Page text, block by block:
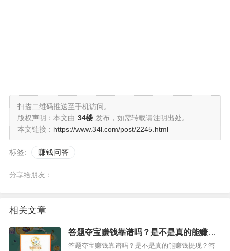
扫描二维码推送至手机访问。
版权声明：本文由 34楼 发布，如需转载请注明出处。
本文链接： https://www.34l.com/post/2245.html
标签: 赚钱问答
分享给朋友：
相关文章
答题夺宝赚钱靠谱吗？是不是真的能赚钱
提现？
答题夺宝赚钱靠谱吗？是不是真的能赚钱提现？答